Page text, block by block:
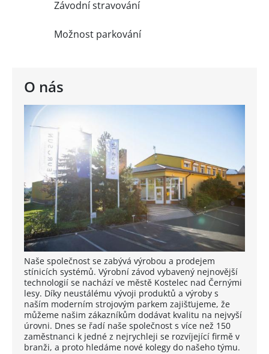
O nás
Naše společnost se zabývá výrobou a prodejem
stínicích systémů. Výrobní závod vybavený nejnovější
technologií se nachází ve městě Kostelec nad Černými
lesy. Díky neustálému vývoji produktů a výroby s
naším moderním strojovým parkem zajišťujeme, že
můžeme našim zákazníkům dodávat kvalitu na nejvyší
úrovni. Dnes se řadí naše společnost s více než 150
zaměstnanci k jedné z nejrychleji se rozvíjející firmě v
branži, a proto hledáme nové kolegy do našeho týmu.
Závodní stravování
Možnost parkování